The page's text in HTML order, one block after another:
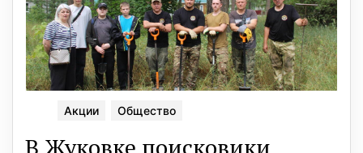
Акции Общество
В Жуковке поисковики